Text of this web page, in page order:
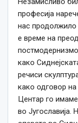
професија
нас продолжило
е време на
како
речиси
како одговор на
Центар го
во Југославија.